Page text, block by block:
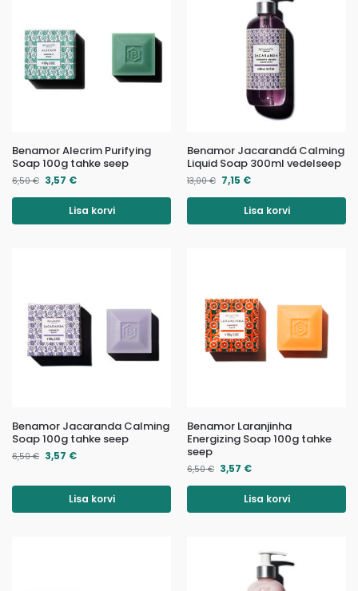
Benamor Alecrim Purifying
Soap 100g tahke seep
6,50€ 3,57 €
Lisa korvi
Benamor Jacarandá Calming
Liquid Soap 300ml vedelseep
13,00€ 7,15 €
Lisa korvi
Benamor Jacaranda Calming
Soap 100g tahke seep
6,50€ 3,57 €
Lisa korvi
Benamor Laranjinha
Energizing Soap 100g tahke
seep
6,50€ 3,57 €
Lisa korvi